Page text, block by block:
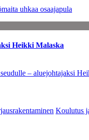
uhkaa osaajapula
Heikki Malaska
– aluejohtajaksi
Koulutus